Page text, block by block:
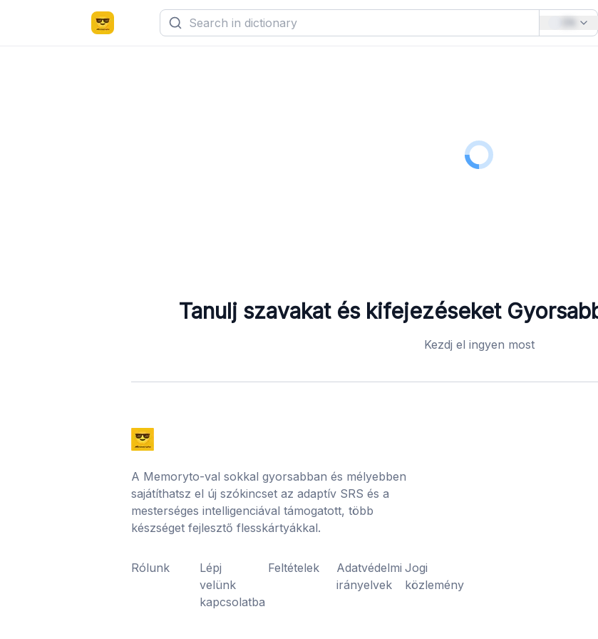
Tanulj szavakat és kifejezéseket
Kezdj el ingyen most
A Memoryto-val sokkal gyorsabban és mélyebben
sajátíthatsz el új szókincset az adaptív SRS és a
mesterséges intelligenciával támogatott, több
készséget fejlesztő flesskártyákkal.
Rólunk
Lépj
velünk
kapcsolatba
Feltételek
Adatvédelmi
irányelvek
Jogi
közlemény